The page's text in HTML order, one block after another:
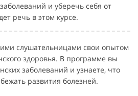
и уберечь себя от
речь в этом курсе.
слушательницами свои опытом
здоровья. В программе вы
заболеваний и узнаете, что
развития болезней.